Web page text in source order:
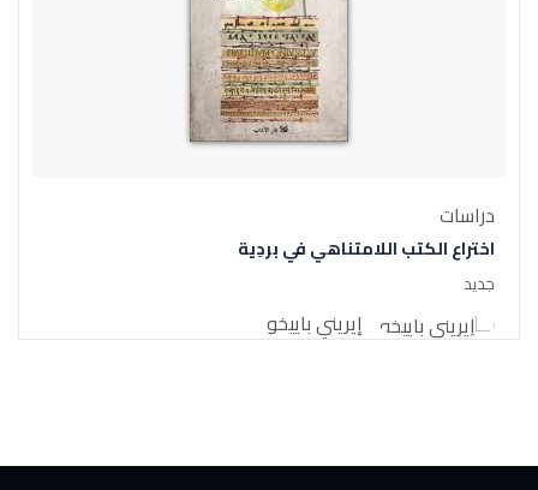
دراسات
اختراع الكتب اللامتناهي في بردِية
جديد
إيريني باييخو